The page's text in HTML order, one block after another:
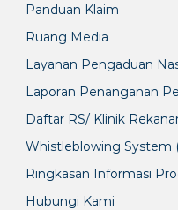
Panduan Klaim
Ruang Media
Layanan Pengaduan
Laporan Penanganan
Daftar RS/ Klinik
Whistleblowing System
Ringkasan Informasi
Hubungi Kami